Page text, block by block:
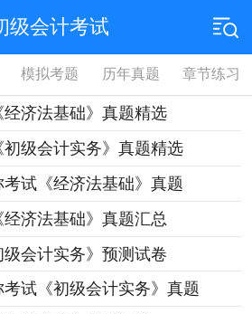
级会计考试
模拟考题 历年真题 章节练习
经济法基础》真题精选
初级会计实务》真题精选
考试《经济法基础》真题
济法基础》真题汇总
级会计实务》预测试卷
试《初级会计实务》真题